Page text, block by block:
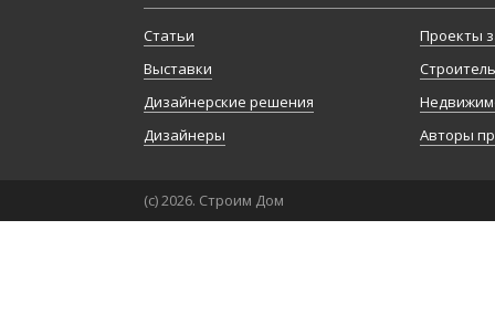
Статьи
Выставки
Дизайнерские решения
Дизайнеры
Проекты
Авторы
(с) 2026. Строим Дом